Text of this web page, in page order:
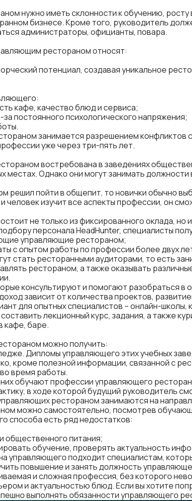
нужно иметь склонности к обучению,
бизнесе. Кроме того, руководитель
администраторы, официанты, повара.
рестораном относят:
потенциал, создавая уникальное
кафе, качество блюд и сервиса;
постоянного психологического напряжения;
занимается разрешением конфликтов
уже через три-пять лет.
востребована в заведениях
местах. Однако они могут занимать
решил пойти в общепит, то новички обычно
человек изучит все аспекты профессии, он
не только из фиксированного оклада, но
персонала HeadHunter, специалисты
управляющие рестораном;
с опытом работы по профессии более двух
стать ресторанными аудиторами, то есть
рестораном, а также оказывать
консультируют и помогают разобраться
зависит от количества проектов,
для опытных специалистов – онлайн-
лекционный курс, задания, а также
кафе, баре.
можно получить:
Дипломы управляющего этих учебных
кроме полезной информации, связанной с
время работы.
обучают профессии управляющего
в ходе которой будущий руководитель
рестораном занимаются на
можно самостоятельно, посмотрев
способа есть ряд недостатков:
общественного питания;
обучение, проверять актуальность
управляющего подходит специалистам,
повышение и занять должность
и сложнаяпрофессия, без которого
и актуальностью блюд. Если вы хотите
выполнять обязанности управляющего